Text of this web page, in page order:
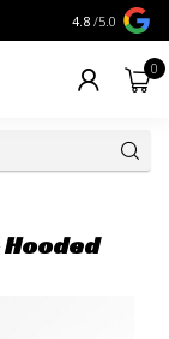
Livraison
4.8 /5.0
0
Hooded